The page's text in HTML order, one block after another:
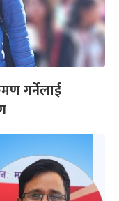
गर्नेलाई